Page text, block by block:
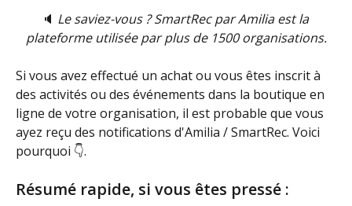
🔈 Le saviez-vous ? SmartRec par Amilia est la
plateforme utilisée par plus de 1500 organisations.
Si vous avez effectué un achat ou vous êtes inscrit à
des activités ou des événements dans la boutique en
ligne de votre organisation, il est probable que vous
ayez reçu des notifications d'Amilia / SmartRec. Voici
pourquoi 👇.
Résumé rapide, si vous êtes pressé :